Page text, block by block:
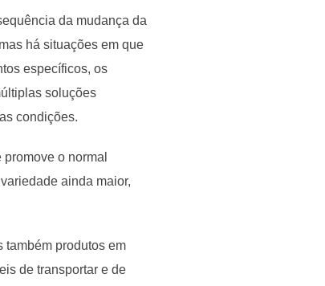
da mudança da
há situações em que
específicos, os
soluções
condições.
o normal
ainda maior,
também produtos em
de transportar e de